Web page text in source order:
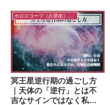
冥王星逆行期の過ごし方
｜天体の「逆行」とは不
吉なサインではなく私た